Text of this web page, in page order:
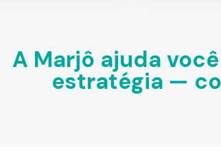
A Marjô ajuda
estratégia —